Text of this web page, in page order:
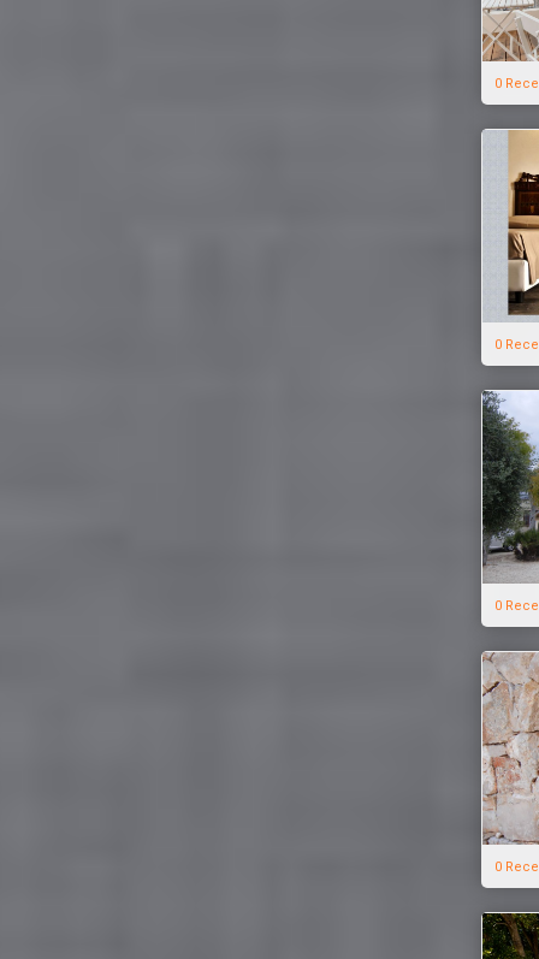
0
0
0
0